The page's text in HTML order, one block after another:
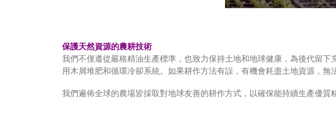
保護天然資源的農耕技術
我們不僅遵從嚴格精油生產標準，也致力保持土地和地球健康，為後代留
用木屑堆肥和循環冷卻系統。如果耕作方法有誤，有機會耗盡土地資源，無
我們遍佈全球的農場皆採取對地球友善的耕作方式，以確保能持續生產優質